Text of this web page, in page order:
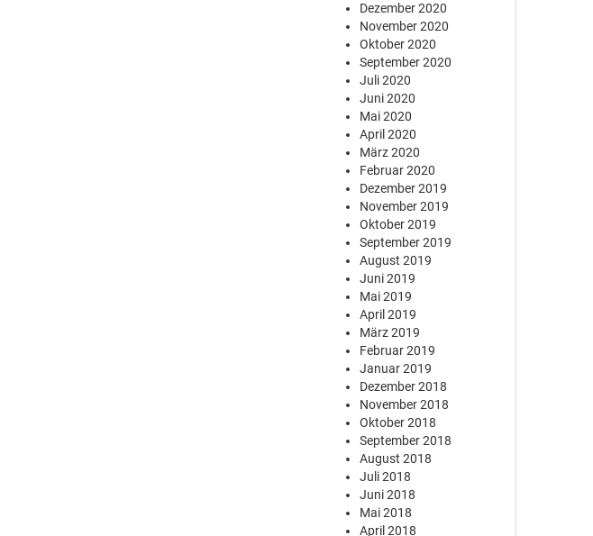
Dezember 2020
November 2020
Oktober 2020
September 2020
Juli 2020
Juni 2020
Mai 2020
April 2020
März 2020
Februar 2020
Dezember 2019
November 2019
Oktober 2019
September 2019
August 2019
Juni 2019
Mai 2019
April 2019
März 2019
Februar 2019
Januar 2019
Dezember 2018
November 2018
Oktober 2018
September 2018
August 2018
Juli 2018
Juni 2018
Mai 2018
April 2018